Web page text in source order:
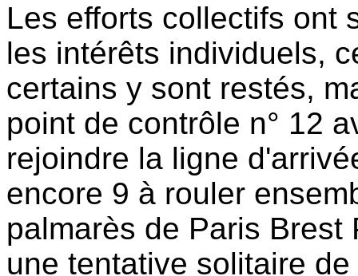
Les efforts collectifs ont
les intérêts individuels,
certains y sont restés,
point de contrôle n° 12
rejoindre la ligne
encore 9 à rouler
palmarès de Paris
une tentative solitaire